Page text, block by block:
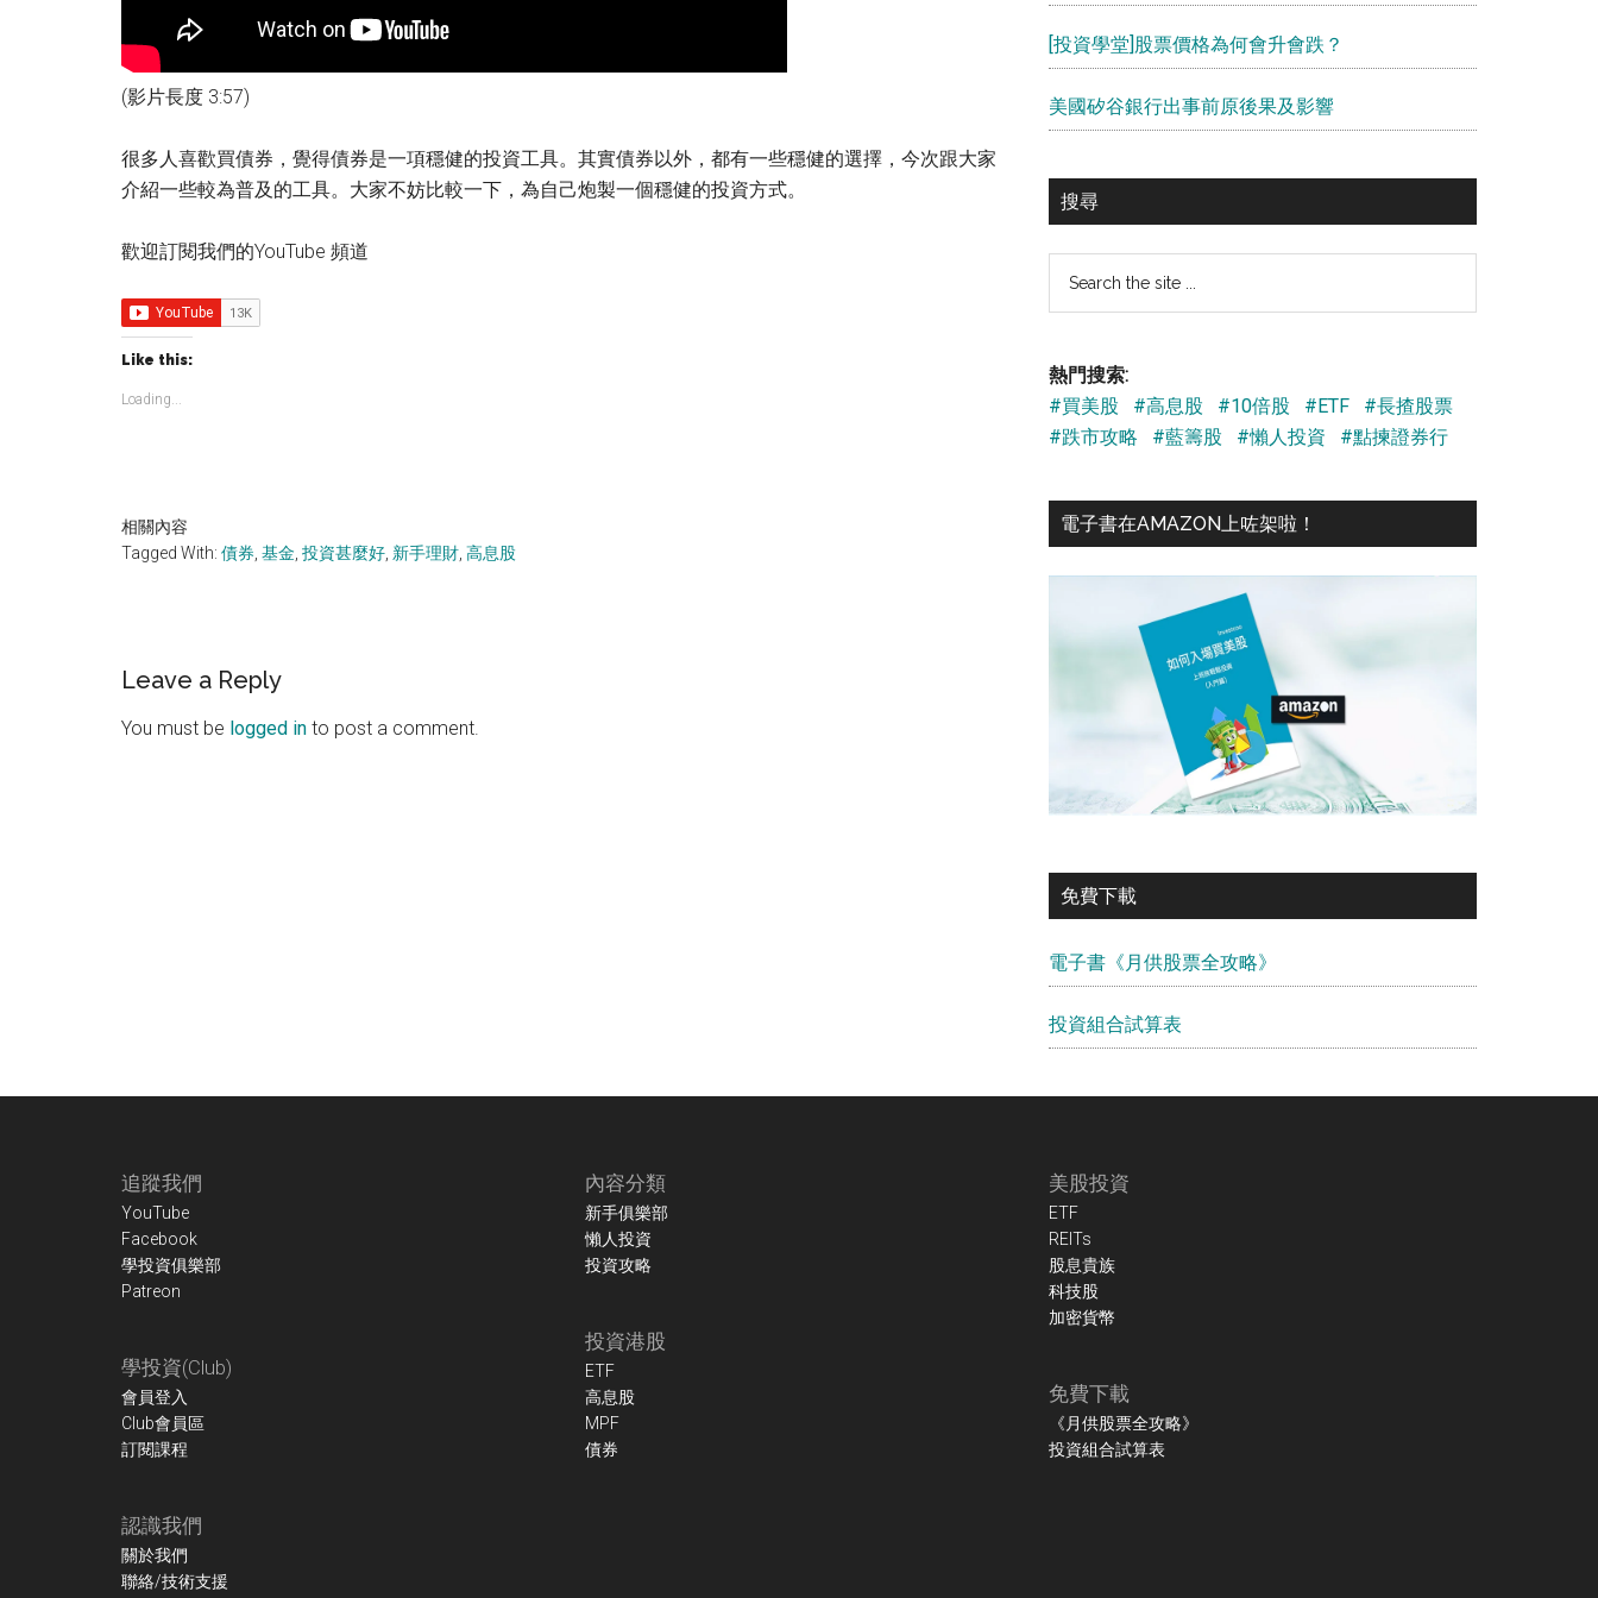
(影片長度 3:57)
很多人喜歡買債券，覺得債券是一項穩健的投資工具。其實債券以外，都有一些穩健的選擇，今次跟大家
介紹一些較為普及的工具。大家不妨比較一下，為自己炮製一個穩健的投資方式。
歡迎訂閱我們的YouTube 頻道
Like this:
Loading...
相關內容
Tagged With: 債券 基金 投資甚麼好 新手理財 高息股
Reader
Interactions
Leave a Reply
You must be logged in to post a comment.
[投資學堂]股票價格為何會升會跌？
美國矽谷銀行出事前原後果及影響
搜尋
熱門搜索:
#買美股
#高息股 #10倍股 #ETF
#長揸股票
#跌市攻略
#藍籌股 #懶人投資 #點揀證券行
電子書在AMAZON上咗架啦！
免費下載
電子書《月供股票全攻略》
投資組合試算表
追蹤我們
YouTube
Facebook
學投資俱樂部
Patreon
學投資(Club)
會員登入
Club會員區
訂閱課程
認識我們
關於我們
聯絡/技術支援
內容分類
新手俱樂部
懶人投資
投資攻略
投資港股
ETF
高息股
MPF
債券
美股投資
ETF
REITs
股息貴族
科技股
加密貨幣
免費下載
《月供股票全攻略》
投資組合試算表